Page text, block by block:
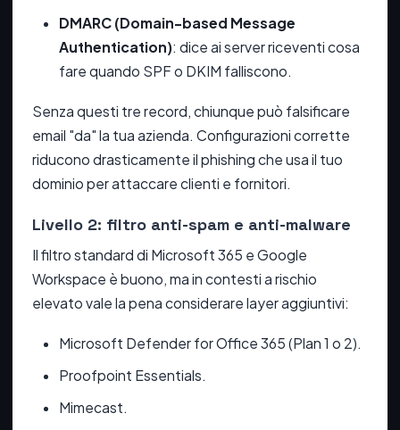
DMARC (Domain-based Message
Authentication): dice ai server riceventi cosa
fare quando SPF o DKIM falliscono.
Senza questi tre record, chiunque può falsificare
email "da" la tua azienda. Configurazioni corrette
riducono drasticamente il phishing che usa il tuo
dominio per attaccare clienti e fornitori.
Livello 2: filtro anti-spam e anti-malware
Il filtro standard di Microsoft 365 e Google
Workspace è buono, ma in contesti a rischio
elevato vale la pena considerare layer aggiuntivi:
Microsoft Defender for Office 365 (Plan 1 o 2).
Proofpoint Essentials.
Mimecast.